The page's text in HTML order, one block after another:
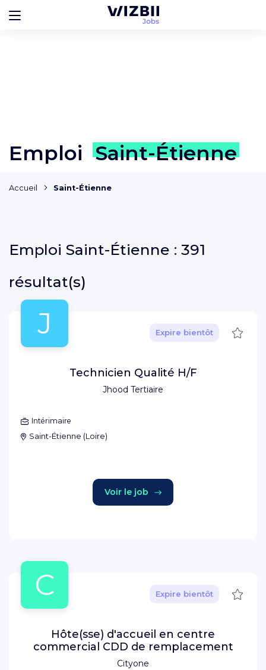
Emploi Saint-Étienne
Accueil Saint-Étienne
Emploi Saint-Étienne : 391
résultat(s)
J
Jhood Tertiaire
Expire bientôt
Technicien Qualité H/F
Intérimaire
Saint-Étienne (Loire)
Voir le job
C
Cityone
Expire bientôt
Hôte(sse) d'accueil en centre
commercial CDD de remplacement